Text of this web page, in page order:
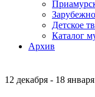
Детское
Каталог
Архив
12 декабря - 18 января